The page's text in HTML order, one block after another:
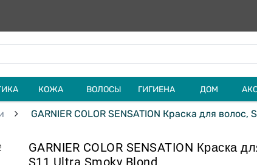
КОЖА ВОЛОСЫ ГИГИЕНА ДОМ
GARNIER COLOR SENSATION Краска для волос,
GARNIER COLOR SENSATION Краска
S11 Ultra Smoky Blond